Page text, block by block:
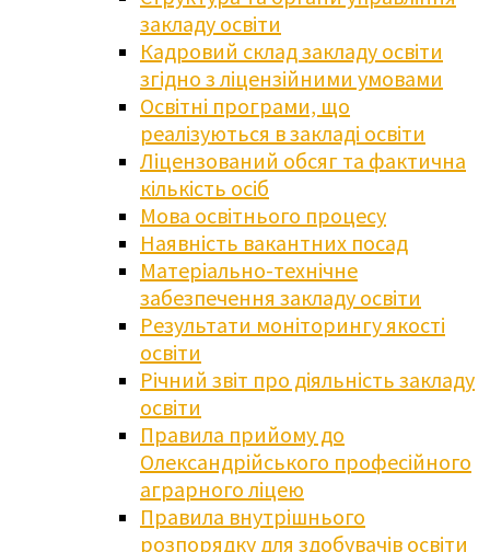
закладу освіти
Кадровий склад закладу освіти
згідно з ліцензійними умовами
Освітні програми, що
реалізуються в закладі освіти
Ліцензований обсяг та фактична
кількість осіб
Мова освітнього процесу
Наявність вакантних посад
Матеріально-технічне
забезпечення закладу освіти
Результати моніторингу якості
освіти
Річний звіт про діяльність закладу
освіти
Правила прийому до
Олександрійського професійного
аграрного ліцею
Правила внутрішнього
розпорядку для здобувачів освіти